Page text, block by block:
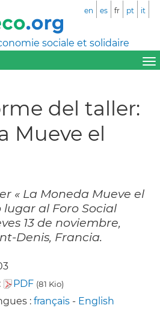
sociale et solidaire
en es fr pt it
del taller:
Mueve el
« La Moneda Mueve el
al Foro Social
13 de noviembre,
Denis, Francia.
PDF (81 Kio)
: français - English